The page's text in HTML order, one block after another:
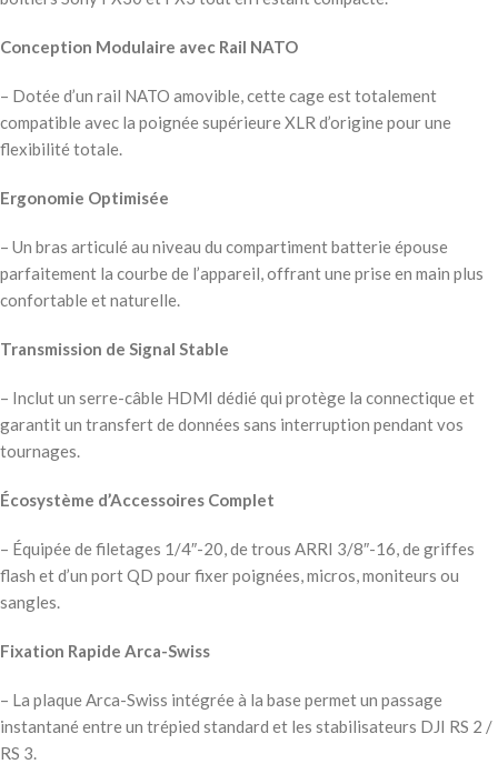
Conception Modulaire avec Rail NATO
– Dotée d’un rail NATO amovible, cette cage est totalement
compatible avec la poignée supérieure XLR d’origine pour une
flexibilité totale.
Ergonomie Optimisée
– Un bras articulé au niveau du compartiment batterie épouse
parfaitement la courbe de l’appareil, offrant une prise en main plus
confortable et naturelle.
Transmission de Signal Stable
– Inclut un serre-câble HDMI dédié qui protège la connectique et
garantit un transfert de données sans interruption pendant vos
tournages.
Écosystème d’Accessoires Complet
– Équipée de filetages 1/4″-20, de trous ARRI 3/8″-16, de griffes
flash et d’un port QD pour fixer poignées, micros, moniteurs ou
sangles.
Fixation Rapide Arca-Swiss
– La plaque Arca-Swiss intégrée à la base permet un passage
instantané entre un trépied standard et les stabilisateurs DJI RS 2 /
RS 3.